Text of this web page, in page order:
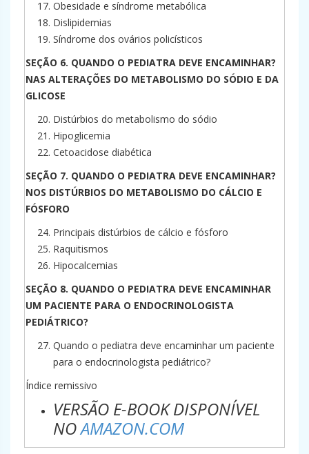
Obesidade e síndrome metabólica
Dislipidemias
Síndrome dos ovários policísticos
SEÇÃO 6. QUANDO O PEDIATRA DEVE ENCAMINHAR?
NAS ALTERAÇÕES DO METABOLISMO DO SÓDIO E DA
GLICOSE
Distúrbios do metabolismo do sódio
Hipoglicemia
Cetoacidose diabética
SEÇÃO 7. QUANDO O PEDIATRA DEVE ENCAMINHAR?
NOS DISTÚRBIOS DO METABOLISMO DO CÁLCIO E
FÓSFORO
Principais distúrbios de cálcio e fósforo
Raquitismos
Hipocalcemias
SEÇÃO 8. QUANDO O PEDIATRA DEVE ENCAMINHAR
UM PACIENTE PARA O ENDOCRINOLOGISTA
PEDIÁTRICO?
Quando o pediatra deve encaminhar um paciente
para o endocrinologista pediátrico?
Índice remissivo
VERSÃO E-BOOK DISPONÍVEL
NOAMAZON.COM